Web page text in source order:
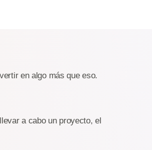
en algo más que eso.
a cabo un proyecto, el